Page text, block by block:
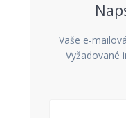
Vaše e-
Vyžadované